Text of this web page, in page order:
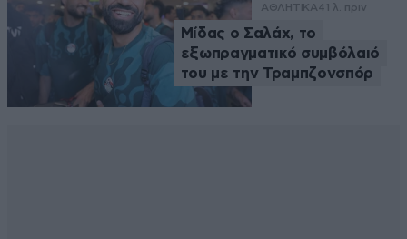
ΑΘΛΗΤΙΚΑ41 λ. πριν
Μίδας ο Σαλάχ, το
εξωπραγματικό συμβόλαιό
του με την Τραμπζονσπόρ